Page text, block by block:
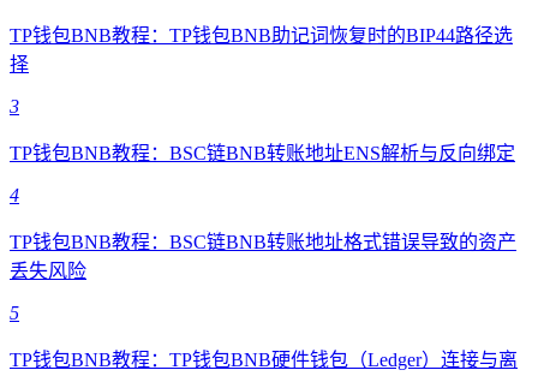
TP钱包BNB教程：TP钱包BNB助记词恢复时的BIP44路径选
择
3
TP钱包BNB教程：BSC链BNB转账地址ENS解析与反向绑定
4
TP钱包BNB教程：BSC链BNB转账地址格式错误导致的资产
丢失风险
5
TP钱包BNB教程：TP钱包BNB硬件钱包（Ledger）连接与离